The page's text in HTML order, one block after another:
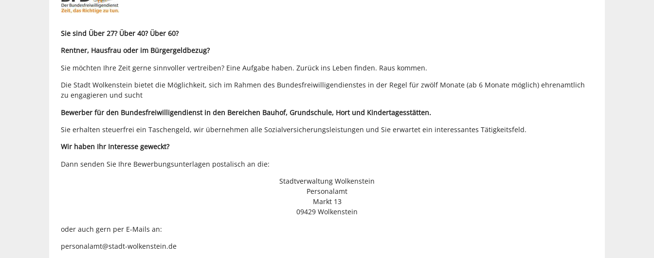
Sie sind Über 27? Über 40? Über 60?
Rentner, Hausfrau oder im Bürgergeldbezug?
Sie möchten Ihre Zeit gerne sinnvoller vertreiben? Eine Aufgabe haben. Zurück ins Leben finden. Raus kommen.
Die Stadt Wolkenstein bietet die Möglichkeit, sich im Rahmen des Bundesfreiwilligendienstes in der Regel für zwölf Monate (ab 6 Monate möglich) ehrenamtlich
zu engagieren und sucht
Bewerber für den Bundesfreiwilligendienst in den Bereichen Bauhof, Grundschule, Hort und Kindertagesstätten.
Sie erhalten steuerfrei ein Taschengeld, wir übernehmen alle Sozialversicherungsleistungen und Sie erwartet ein interessantes Tätigkeitsfeld.
Wir haben Ihr Interesse geweckt?
Dann senden Sie Ihre Bewerbungsunterlagen postalisch an die:
Stadtverwaltung Wolkenstein
Personalamt
Markt 13
09429 Wolkenstein
oder auch gern per E-Mails an:
personalamt@stadt-wolkenstein.de